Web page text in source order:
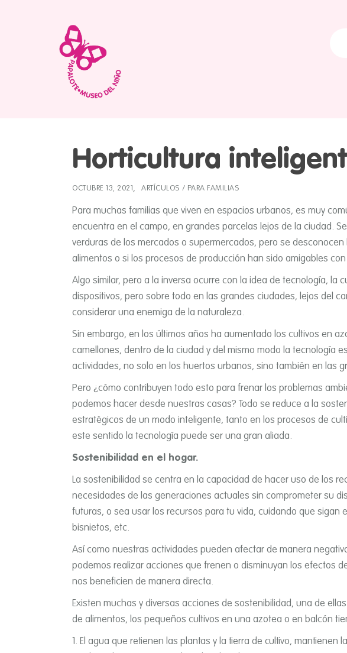
Horticultura
OCTUBRE 13, 2021 ARTÍCULOS / PARA FAMILIAS
Para muchas familias que viven en espacios urbanos, es muy
encuentra en el campo, en grandes parcelas lejos de la ciudad.
verduras de los mercados o supermercados, pero se
alimentos o si los procesos de producción han sido amigables
Algo similar, pero a la inversa ocurre con la idea de tecnologí­a, la
dispositivos, pero sobre todo en las grandes ciudades, lejos del
considerar una enemiga de la naturaleza.
Sin embargo, en los últimos años ha aumentado los cultivos en
camellones, dentro de la ciudad y del mismo modo la tecnologí­a
actividades, no solo en los huertos urbanos, sino también en las
Pero ¿cómo contribuyen todo esto para frenar los problemas
podemos hacer desde nuestras casas? Todo se reduce a la
estratégicos de un modo inteligente, tanto en los procesos de
este sentido la tecnologí­a puede ser una gran aliada.
Sostenibilidad en el hogar.
La sostenibilidad se centra en la capacidad de hacer uso de los
necesidades de las generaciones actuales sin comprometer su
futuras, o sea usar los recursos para tu vida, cuidando que sigan
bisnietos, etc.
Así­ como nuestras actividades pueden afectar de manera
podemos realizar acciones que frenen o disminuyan los efectos
nos beneficien de manera directa.
Existen muchas y diversas acciones de sostenibilidad, una de
de alimentos, los pequeños cultivos en una azotea o en balcón
El agua que retienen las plantas y la tierra de cultivo, mantienen